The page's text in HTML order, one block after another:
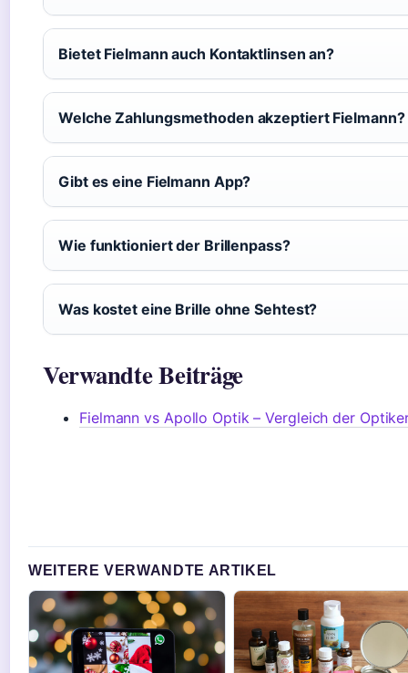
Bietet Fielmann auch Kontaktlinsen an?
Welche Zahlungsmethoden akzeptiert Fielmann?
Gibt es eine Fielmann App?
Wie funktioniert der Brillenpass?
Was kostet eine Brille ohne Sehtest?
Verwandte Beiträge
Fielmann vs Apollo Optik – Vergleich der
WEITERE VERWANDTE ARTIKEL